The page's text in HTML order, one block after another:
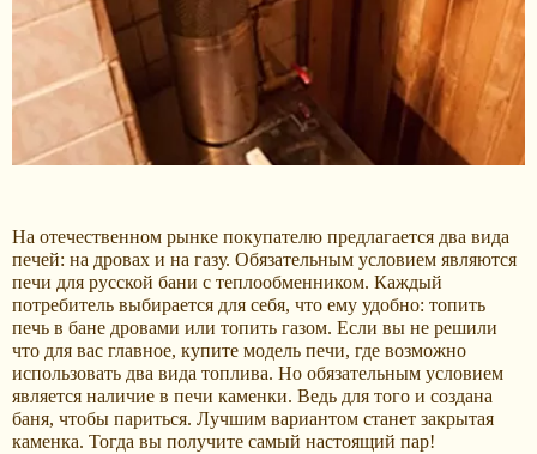
На отечественном рынке покупателю предлагается два вида
печей: на дровах и на газу. Обязательным условием являются
печи для русской бани с теплообменником. Каждый
потребитель выбирается для себя, что ему удобно: топить
печь в бане дровами или топить газом. Если вы не решили
что для вас главное, купите модель печи, где возможно
использовать два вида топлива. Но обязательным условием
является наличие в печи каменки. Ведь для того и создана
баня, чтобы париться. Лучшим вариантом станет закрытая
каменка. Тогда вы получите самый настоящий пар!